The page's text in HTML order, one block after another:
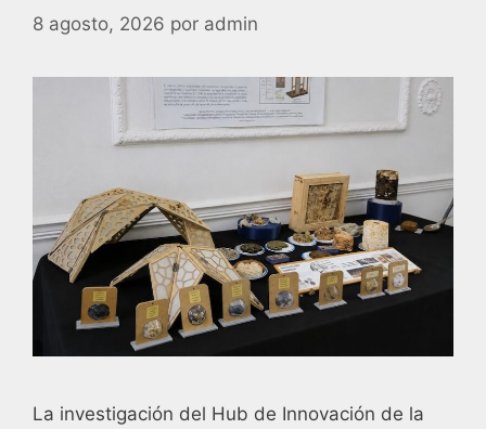
8 agosto, 2026 por admin
La investigación del Hub de Innovación de la